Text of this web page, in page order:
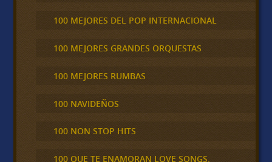
100 MEJORES DEL POP INTERNACIONAL
100 MEJORES GRANDES ORQUESTAS
100 MEJORES RUMBAS
100 NAVIDEÑOS
100 NON STOP HITS
100 QUE TE ENAMORAN LOVE SONGS,